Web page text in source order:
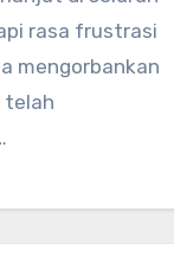
rasa frustrasi
mengorbankan
telah